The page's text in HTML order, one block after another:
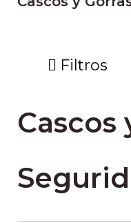
Filtros
Cascos